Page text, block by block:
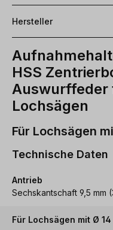
Hersteller
HSS
Auswurffeder
Lochsägen
Für Lochsägen
Technische Daten
Antrieb
Sechskantschaft 9,5 mm
Für Lochsägen mit Ø